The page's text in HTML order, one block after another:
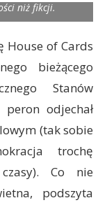
niż fikcji.
House of Cards
bieżącego
Stanów
odjechał
(tak sobie
trochę
Co nie
podszyta